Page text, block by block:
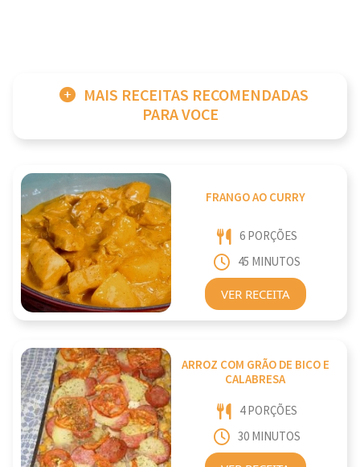
MAIS RECEITAS RECOMENDADAS
PARA VOCE
FRANGO AO CURRY
6 PORÇÕES
45 MINUTOS
VER RECEITA
ARROZ COM GRÃO DE BICO E
CALABRESA
4 PORÇÕES
30 MINUTOS